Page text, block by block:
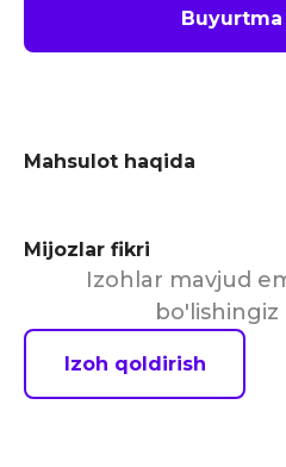
Mahsulot haqida
Mijozlar fikri
Izohlar mavjud
Izoh qoldirish